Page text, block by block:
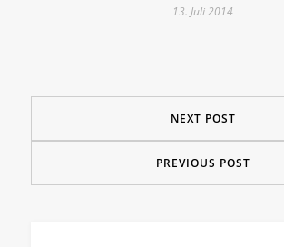
13. Juli 2014
NEXT POST
PREVIOUS POST